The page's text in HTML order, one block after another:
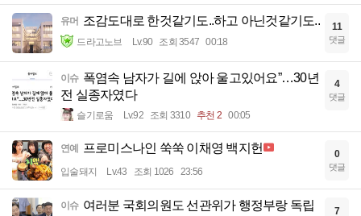
유머 조감도대로 한것같기도..하고 아닌것같기도..
드라고노브 Lv.90 조회 3547 00:18
11
댓글
이슈 폭염속 남자가 길에 앉아 울고있어요”…30년
전 실종자였다
슬기로움 Lv.92 조회 3310 추천 2 00:05
4
댓글
연예 프로미스나인 쑥쑥 이채영 백지헌
입술돼지 Lv.43 조회 1026 23:56
0
댓글
이슈 여러분 국회의원도 선관위가 행정부랑 독립
7